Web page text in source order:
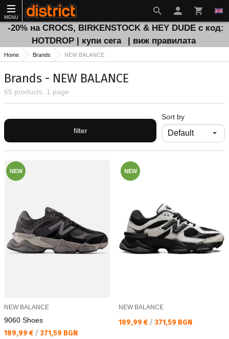
MENU
-20% на CROCS, BIRKENSTOCK & HEY DUDE с код:
HOTDROP | купи сега
| виж правилата
Home Brands NEW BALANCE
Brands - NEW BALANCE
65 products, 1 page
filter
Sort by
NEW
NEW BALANCE
9060 Shoes
Текуща цена:
189,99 € / 371,59 BGN
NEW
NEW BALANCE
Текуща цена:
189,99 € / 371,59 BGN